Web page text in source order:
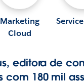
Marketing
Cloud
editora de
com 180 mil